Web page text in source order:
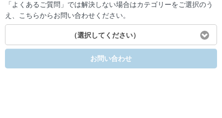
「よくあるご質問」では解決しない場合はカテゴリーをご選択のう
え、こちらからお問い合わせください。
（選択してください）
お問い合わせ